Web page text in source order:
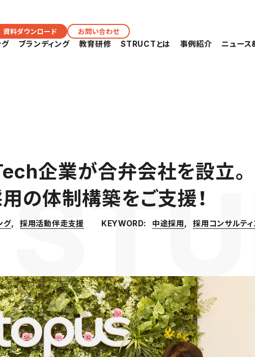
グ ブランディング 教育研修 STRUCTとは 事例紹介 ニュース
資料ダウンロード お問い合わせ
企業が合弁会社を設立。
の体制構築をご支援！
グ 採用活動伴走支援 中途採用 採用コンサルテ